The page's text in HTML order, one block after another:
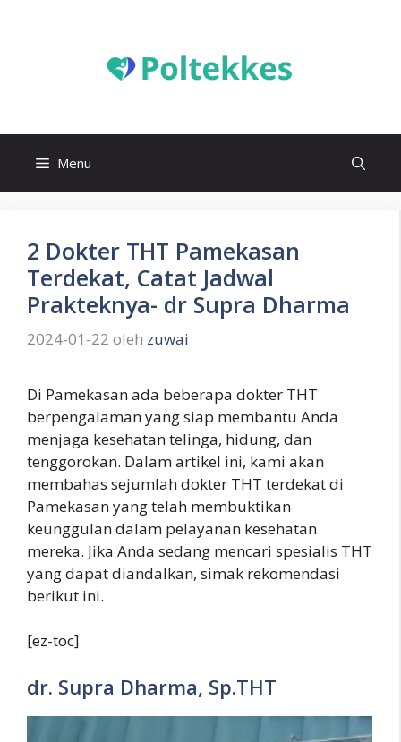
Menu
2 Dokter THT Pamekasan
Terdekat, Catat Jadwal
Prakteknya- dr Supra Dharma
2024-01-22 oleh zuwai
Di Pamekasan ada beberapa dokter THT
berpengalaman yang siap membantu Anda
menjaga kesehatan telinga, hidung, dan
tenggorokan. Dalam artikel ini, kami akan
membahas sejumlah dokter THT terdekat di
Pamekasan yang telah membuktikan
keunggulan dalam pelayanan kesehatan
mereka. Jika Anda sedang mencari spesialis THT
yang dapat diandalkan, simak rekomendasi
berikut ini.
[ez-toc]
dr. Supra Dharma, Sp.THT